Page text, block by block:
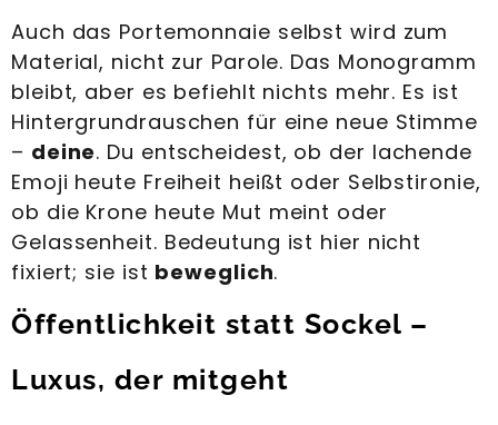
Auch das Portemonnaie selbst wird zum
Material, nicht zur Parole. Das Monogramm
bleibt, aber es befiehlt nichts mehr. Es ist
Hintergrundrauschen für eine neue Stimme
– deine. Du entscheidest, ob der lachende
Emoji heute Freiheit heißt oder Selbstironie,
ob die Krone heute Mut meint oder
Gelassenheit. Bedeutung ist hier nicht
fixiert; sie ist beweglich.
Öffentlichkeit statt Sockel –
Luxus, der mitgeht